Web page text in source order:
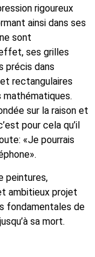
rigoureux
ainsi dans ses
sont
ses grilles
précis dans
rectangulaires
sur la raison et
pour cela qu’il
«Je pourrais
peintures,
ambitieux projet
fondamentales de
sa mort.